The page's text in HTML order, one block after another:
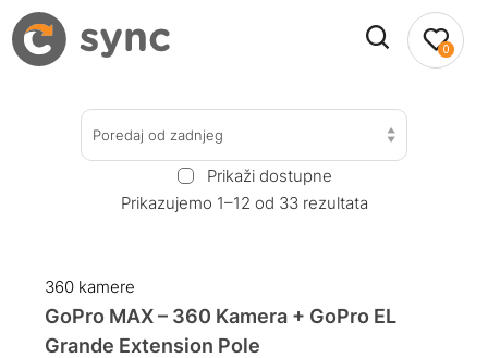
0
Poredaj od zadnjeg
Prikaži dostupne
Prikazujemo 1–12 od 33 rezultata
360 kamere
GoPro MAX – 360 Kamera + GoPro EL
Grande Extension Pole